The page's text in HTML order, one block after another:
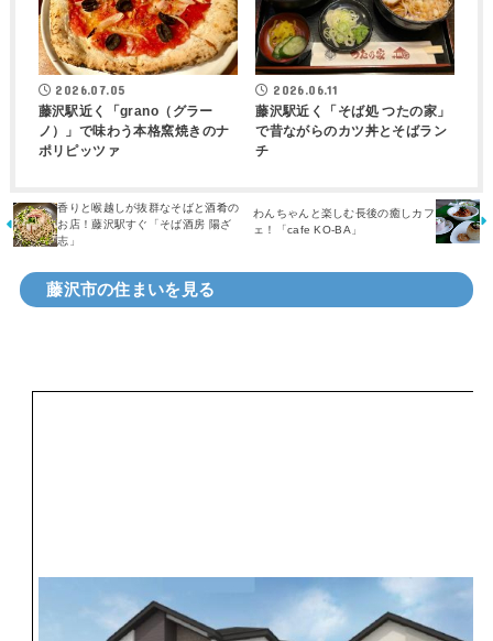
2026.07.05
藤沢駅近く「grano（グラー
ノ）」で味わう本格窯焼きのナ
ポリピッツァ
2026.06.11
藤沢駅近く「そば処 つたの家」
で昔ながらのカツ丼とそばラン
チ
香りと喉越しが抜群なそばと酒肴の
お店！藤沢駅すぐ「そば酒房 陽ざ
志」
わんちゃんと楽しむ長後の癒しカフ
ェ！「cafe KO-BA」
藤沢市の住まいを見る